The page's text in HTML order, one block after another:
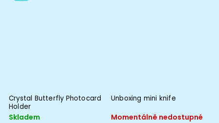
Crystal Butterfly Photocard
Holder
Skladem
Unboxing mini knife
Momentálně nedostupné